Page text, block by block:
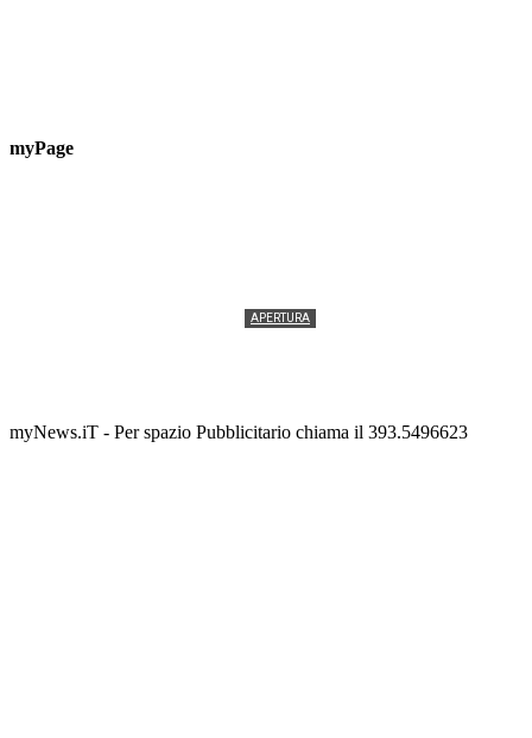
myPage
APERTURA
myNews.iT - Per spazio Pubblicitario chiama il 393.5496623